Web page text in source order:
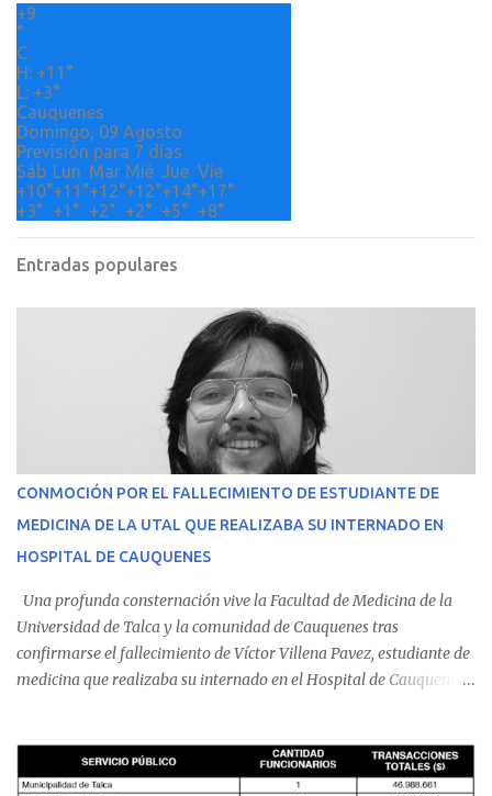
s
+9
°
C
H: +11°
L: +3°
Cauquenes
Domingo, 09 Agosto
Previsión para 7 días
Sáb Lun Mar Mié Jue Vie
+10°+11°+12°+12°+14°+17°
+3° +1° +2° +2° +5° +8°
Entradas populares
CONMOCIÓN POR EL FALLECIMIENTO DE ESTUDIANTE DE
MEDICINA DE LA UTAL QUE REALIZABA SU INTERNADO EN
HOSPITAL DE CAUQUENES
Una profunda consternación vive la Facultad de Medicina de la
Universidad de Talca y la comunidad de Cauquenes tras
confirmarse el fallecimiento de Víctor Villena Pavez, estudiante de
medicina que realizaba su internado en el Hospital de Cauquenes.
malestares físicos. Dada la complejidad de su estado de salud, el
equipo médico determinó su traslado de urgencia al Hospital